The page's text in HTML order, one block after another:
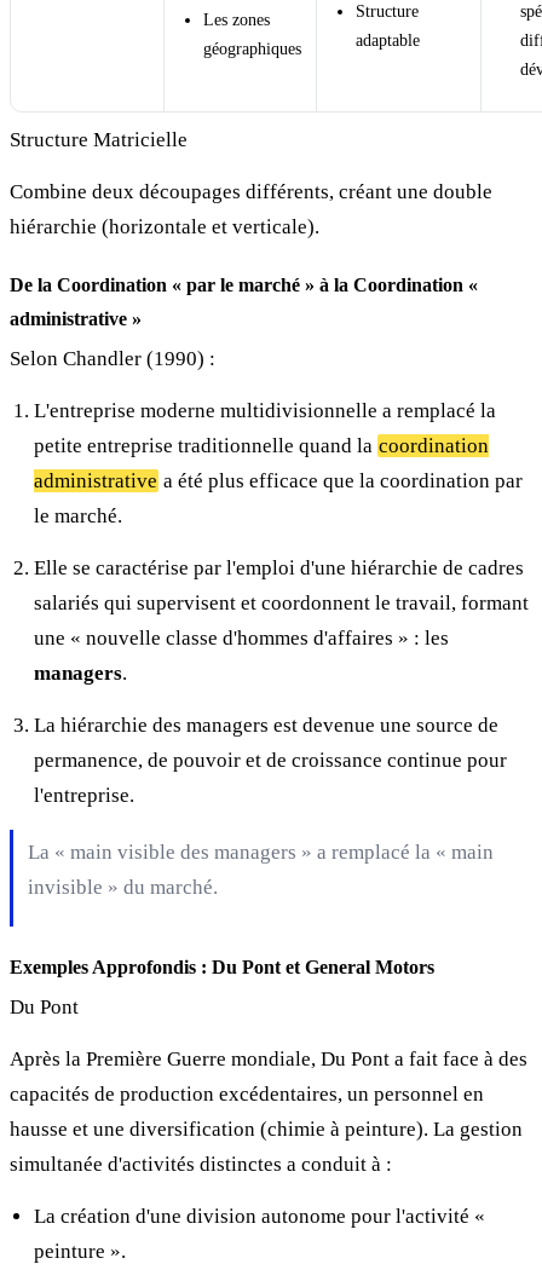
Les zones
géographiques
Structure
adaptable
Structure Matricielle
Combine deux découpages différents, créant une double
hiérarchie (horizontale et verticale).
De la Coordination « par le marché » à la Coordination «
administrative »
Selon Chandler (1990) :
L'entreprise moderne multidivisionnelle a remplacé la
petite entreprise traditionnelle quand la coordination
administrative a été plus efficace que la coordination par
le marché.
Elle se caractérise par l'emploi d'une hiérarchie de cadres
salariés qui supervisent et coordonnent le travail, formant
une « nouvelle classe d'hommes d'affaires » : les
managers.
La hiérarchie des managers est devenue une source de
permanence, de pouvoir et de croissance continue pour
l'entreprise.
La « main visible des managers » a remplacé la « main
invisible » du marché.
Exemples Approfondis : Du Pont et General Motors
Du Pont
Après la Première Guerre mondiale, Du Pont a fait face à des
capacités de production excédentaires, un personnel en
hausse et une diversification (chimie à peinture). La gestion
simultanée d'activités distinctes a conduit à :
La création d'une division autonome pour l'activité «
peinture ».